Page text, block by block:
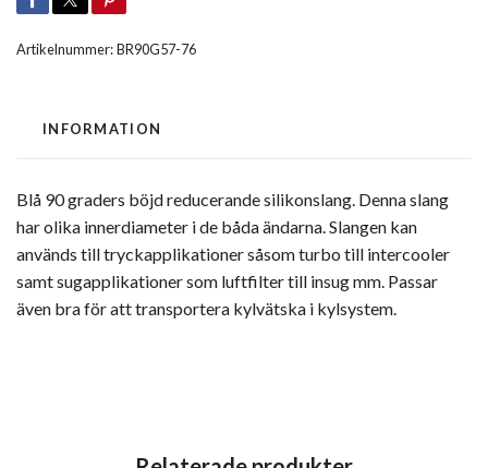
Artikelnummer:BR90G57-76
INFORMATION
Blå 90 graders böjd reducerande silikonslang. Denna slang
har olika innerdiameter i de båda ändarna. Slangen kan
används till tryckapplikationer såsom turbo till intercooler
samt sugapplikationer som luftfilter till insug mm. Passar
även bra för att transportera kylvätska i kylsystem.